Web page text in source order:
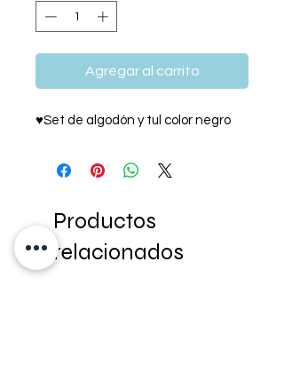
Agregar al carrito
♥Set de algodón y tul color negro
Productos
relacionados